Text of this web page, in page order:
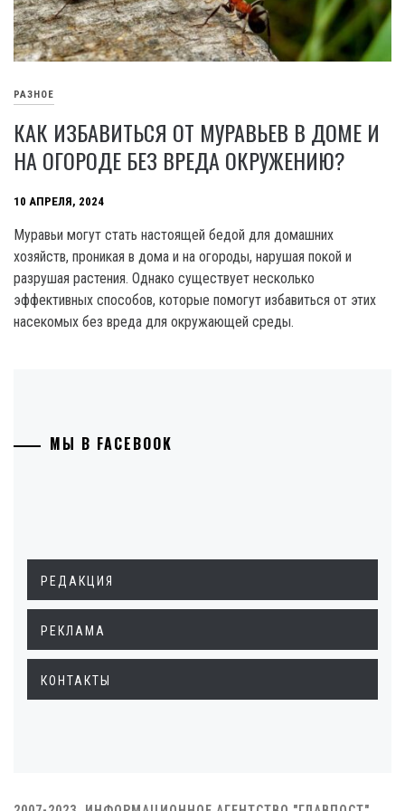
РАЗНОЕ
КАК ИЗБАВИТЬСЯ ОТ МУРАВЬЕВ В ДОМЕ И
НА ОГОРОДЕ БЕЗ ВРЕДА ОКРУЖЕНИЮ?
10 АПРЕЛЯ, 2024
Муравьи могут стать настоящей бедой для домашних
хозяйств, проникая в дома и на огороды, нарушая покой и
разрушая растения. Однако существует несколько
эффективных способов, которые помогут избавиться от этих
насекомых без вреда для окружающей среды.
МЫ В FACEBOOK
РЕДАКЦИЯ
РЕКЛАМА
КОНТАКТЫ